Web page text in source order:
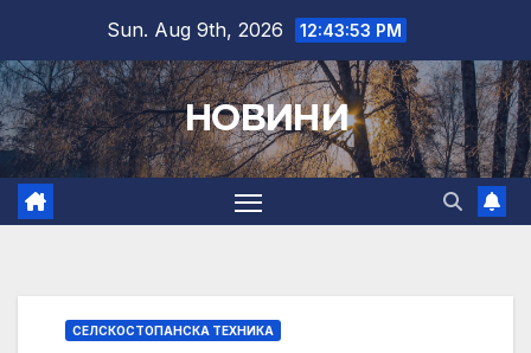
content
Sun. Aug 9th, 2026 12:43:54 PM
НОВИНИ
СЕЛСКОСТОПАНСКА ТЕХНИКА